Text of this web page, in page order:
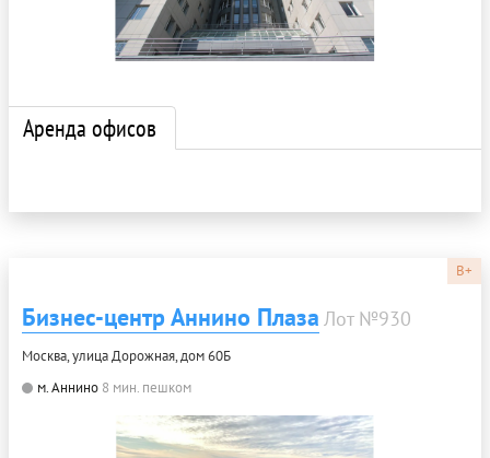
Аренда офисов
B+
Бизнес-центр Аннино Плаза Лот №930
Москва, улица Дорожная, дом 60Б
м. Аннино 8 мин. пешком